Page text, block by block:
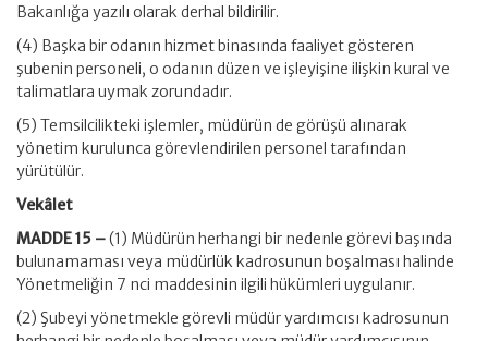
Bakanlığa yazılı olarak derhal bildirilir.
(4) Başka bir odanın hizmet binasında faaliyet gösteren
şubenin personeli, o odanın düzen ve işleyişine ilişkin kural ve
talimatlara uymak zorundadır.
(5) Temsilcilikteki işlemler, müdürün de görüşü alınarak
yönetim kurulunca görevlendirilen personel tarafından
yürütülür.
Vekâlet
MADDE 15 –(1) Müdürün herhangi bir nedenle görevi başında
bulunamaması veya müdürlük kadrosunun boşalması halinde
Yönetmeliğin 7 nci maddesinin ilgili hükümleri uygulanır.
(2) Şubeyi yönetmekle görevli müdür yardımcısı kadrosunun